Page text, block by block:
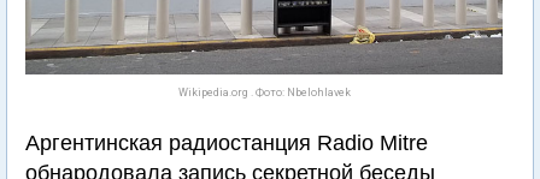
Wikipedia.org . Фото: Nbelohlavek
Аргентинская радиостанция Radio Mitre
обнародовала запись секретной беседы